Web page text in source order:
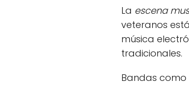
La escena
veteranos
música
tradicionales.
Bandas como